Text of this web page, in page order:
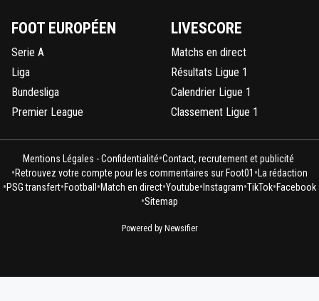
FOOT EUROPÉEN
Serie A
Liga
Bundesliga
Premier League
LIVESCORE
Matchs en direct
Résultats Ligue 1
Calendrier Ligue 1
Classement Ligue 1
Mentions Légales - Confidentialité•Contact, recrutement et publicité
•Retrouvez votre compte pour les commentaires sur Foot01 •La rédaction
•PSG transfert•Football •Match en direct•Youtube• Instagram•TikTok•Facebook
•Sitemap
Powered by Newsifier